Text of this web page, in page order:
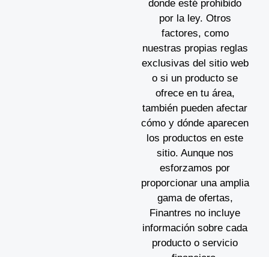
donde esté prohibido
por la ley. Otros
factores, como
nuestras propias reglas
exclusivas del sitio web
o si un producto se
ofrece en tu área,
también pueden afectar
cómo y dónde aparecen
los productos en este
sitio. Aunque nos
esforzamos por
proporcionar una amplia
gama de ofertas,
Finantres no incluye
información sobre cada
producto o servicio